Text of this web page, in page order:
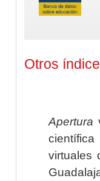
Otros
Apertura
virtuales